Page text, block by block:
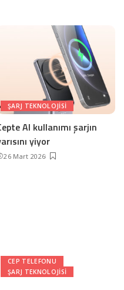
ŞARJ TEKNOLOJISI
AI kullanımı şarjın
yiyor
26 Mart 2026
CEP TELEFONU
ŞARJ TEKNOLOJISI